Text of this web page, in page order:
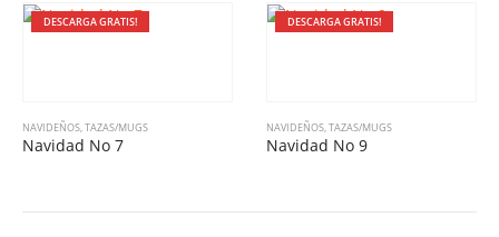
DESCARGA GRATIS!
NAVIDEÑOS TAZAS/MUGS
Navidad No 7
DESCARGA GRATIS!
NAVIDEÑOS TAZAS/MUGS
Navidad No 9